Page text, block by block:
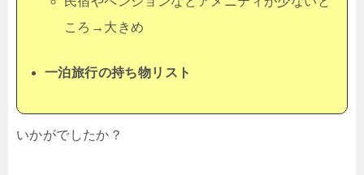
ころ→大きめ
一泊旅行の持ち物リスト
いかがでしたか？